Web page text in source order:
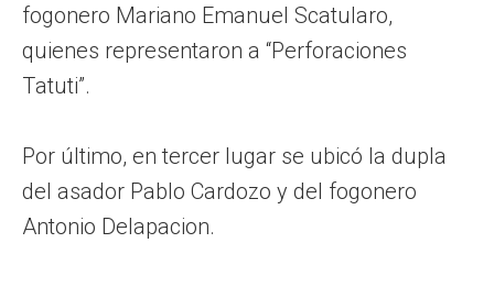
fogonero Mariano Emanuel Scatularo,
quienes representaron a “Perforaciones
Tatuti”.
Por último, en tercer lugar se ubicó la dupla
del asador Pablo Cardozo y del fogonero
Antonio Delapacion.